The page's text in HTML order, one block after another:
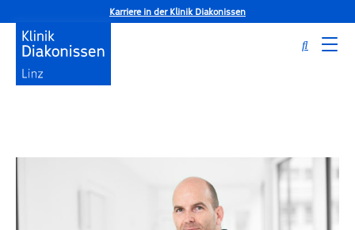
Karriere in der Klinik Diakonissen
Dr. Paul Jirak, FEBO